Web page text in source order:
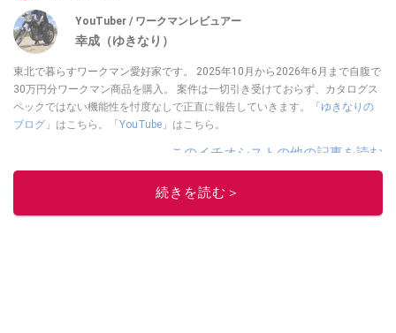
YouTuber / ワークマンレビュアー
幸成（ゆきなり）
東北で暮らすワークマン愛好家です。 2025年10月から2026年6月まで自腹で
30万円分ワークマン商品を購入。 案件は一切引き受けておらず、カタログス
ペックではない機能性を忖度なしで正直に報告していきます。「 ゆきなりの
ブログ 」はこちら。「 YouTube 」はこちら。
このイチオシストの他の記事を読む
続きを読む＞